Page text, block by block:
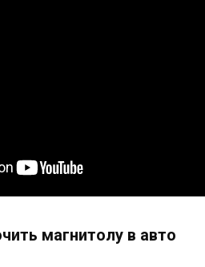
магнитолу в авто